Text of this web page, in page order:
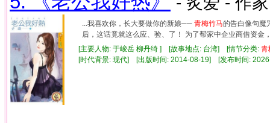
...我喜欢你，长大要做你的新娘── 青梅竹马的告白像句魔
后，这话竟就这么应、验、了！ 为了帮家中企业商借资金
[主要人物: 于峻岳 柳丹绮 ] [故事地点: 台湾] [情节分类: 青
[时代背景: 现代] [出版时间: 2014-08-19] [发布时间: